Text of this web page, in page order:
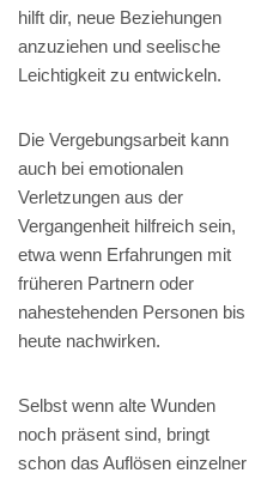
hilft dir, neue Beziehungen
anzuziehen und seelische
Leichtigkeit zu entwickeln.
Die Vergebungsarbeit kann
auch bei emotionalen
Verletzungen aus der
Vergangenheit hilfreich sein,
etwa wenn Erfahrungen mit
früheren Partnern oder
nahestehenden Personen bis
heute nachwirken.
Selbst wenn alte Wunden
noch präsent sind, bringt
schon das Auflösen einzelner